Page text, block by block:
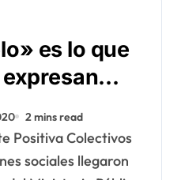
es lo que
2 mins read
sociales llegaron